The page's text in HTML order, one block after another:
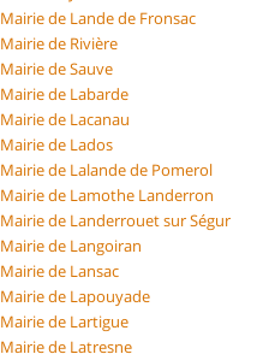
Mairie de Lande de Fronsac
Mairie de Rivière
Mairie de Sauve
Mairie de Labarde
Mairie de Lacanau
Mairie de Lados
Mairie de Lalande de Pomerol
Mairie de Lamothe Landerron
Mairie de Landerrouet sur Ségur
Mairie de Langoiran
Mairie de Lansac
Mairie de Lapouyade
Mairie de Lartigue
Mairie de Latresne